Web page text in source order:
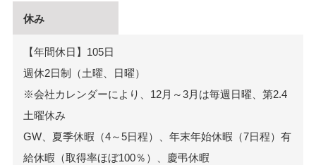
休み
【年間休日】105日
週休2日制（土曜、日曜）
※会社カレンダーにより、12月～3月は毎週日曜、第2.4
土曜休み
GW、夏季休暇（4～5日程）、年末年始休暇（7日程）有
給休暇（取得率ほぼ100％）、慶弔休暇